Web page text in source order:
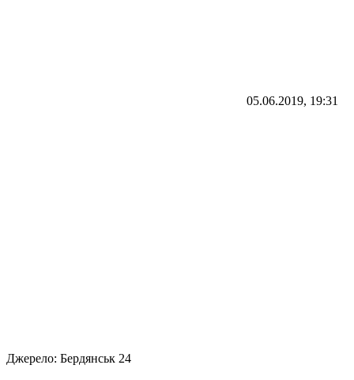
05.06.2019, 19:31
Джерело: Бердянськ 24